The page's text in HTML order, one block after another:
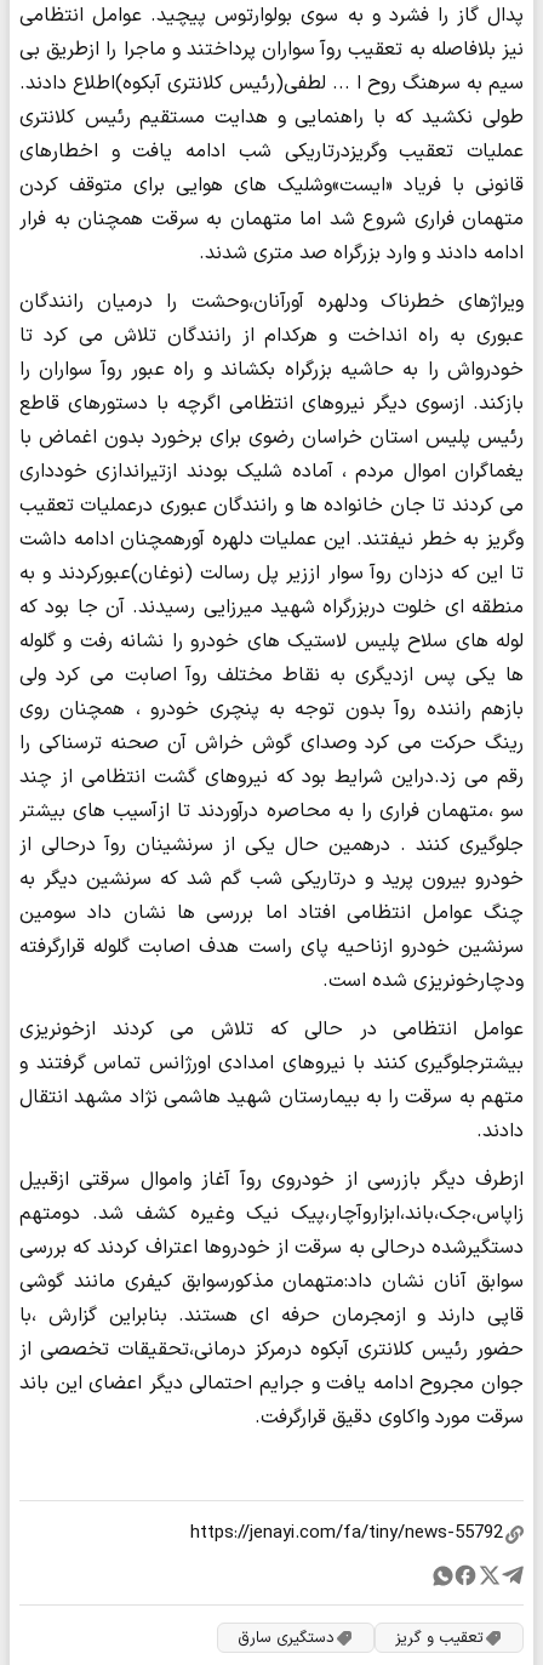
پدال گاز را فشرد و به سوی بولوارتوس پیچید. عوامل انتظامی
نیز بلافاصله به تعقیب روآ سواران پرداختند و ماجرا را ازطریق بی
سیم به سرهنگ روح ا ... لطفی(رئیس کلانتری آبکوه)اطلاع دادند.
طولی نکشید که با راهنمایی و هدایت مستقیم رئیس کلانتری
عملیات تعقیب وگریزدرتاریکی شب ادامه یافت و اخطارهای
قانونی با فریاد «ایست»وشلیک های هوایی برای متوقف کردن
متهمان فراری شروع شد اما متهمان به سرقت همچنان به فرار
ادامه دادند و وارد بزرگراه صد متری شدند.
ویراژهای خطرناک ودلهره آورآنان،وحشت را درمیان رانندگان
عبوری به راه انداخت و هرکدام از رانندگان تلاش می کرد تا
خودرواش را به حاشیه بزرگراه بکشاند و راه عبور روآ سواران را
بازکند. ازسوی دیگر نیروهای انتظامی اگرچه با دستورهای قاطع
رئیس پلیس استان خراسان رضوی برای برخورد بدون اغماض با
یغماگران اموال مردم ، آماده شلیک بودند ازتیراندازی خودداری
می کردند تا جان خانواده ها و رانندگان عبوری درعملیات تعقیب
وگریز به خطر نیفتند. این عملیات دلهره آورهمچنان ادامه داشت
تا این که دزدان روآ سوار اززیر پل رسالت (نوغان)عبورکردند و به
منطقه ای خلوت دربزرگراه شهید میرزایی رسیدند. آن جا بود که
لوله های سلاح پلیس لاستیک های خودرو را نشانه رفت و گلوله
ها یکی پس ازدیگری به نقاط مختلف روآ اصابت می کرد ولی
بازهم راننده روآ بدون توجه به پنچری خودرو ، همچنان روی
رینگ حرکت می کرد وصدای گوش خراش آن صحنه ترسناکی را
رقم می زد.دراین شرایط بود که نیروهای گشت انتظامی از چند
سو ،متهمان فراری را به محاصره درآوردند تا ازآسیب های بیشتر
جلوگیری کنند . درهمین حال یکی از سرنشینان روآ درحالی از
خودرو بیرون پرید و درتاریکی شب گم شد که سرنشین دیگر به
چنگ عوامل انتظامی افتاد اما بررسی ها نشان داد سومین
سرنشین خودرو ازناحیه پای راست هدف اصابت گلوله قرارگرفته
ودچارخونریزی شده است.
​​​​​​​عوامل انتظامی در حالی که تلاش می کردند ازخونریزی
بیشترجلوگیری کنند با نیروهای امدادی اورژانس تماس گرفتند و
متهم به سرقت را به بیمارستان شهید هاشمی نژاد مشهد انتقال
دادند.
ازطرف دیگر بازرسی از خودروی روآ آغاز واموال سرقتی ازقبیل
زاپاس،جک،باند،ابزاروآچار،پیک نیک وغیره کشف شد. دومتهم
دستگیرشده درحالی به سرقت از خودروها اعتراف کردند که بررسی
سوابق آنان نشان داد:متهمان مذکورسوابق کیفری مانند گوشی
قاپی دارند و ازمجرمان حرفه ای هستند. بنابراین گزارش ،با
حضور رئیس کلانتری آبکوه درمرکز درمانی،تحقیقات تخصصی از
جوان مجروح ادامه یافت و جرایم احتمالی دیگر اعضای این باند
سرقت مورد واکاوی دقیق قرارگرفت.
تعقیب و گریز دستگیری سارق